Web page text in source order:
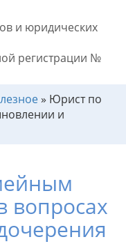
и юридических
регистрации №
» Юрист по
и
вопросах